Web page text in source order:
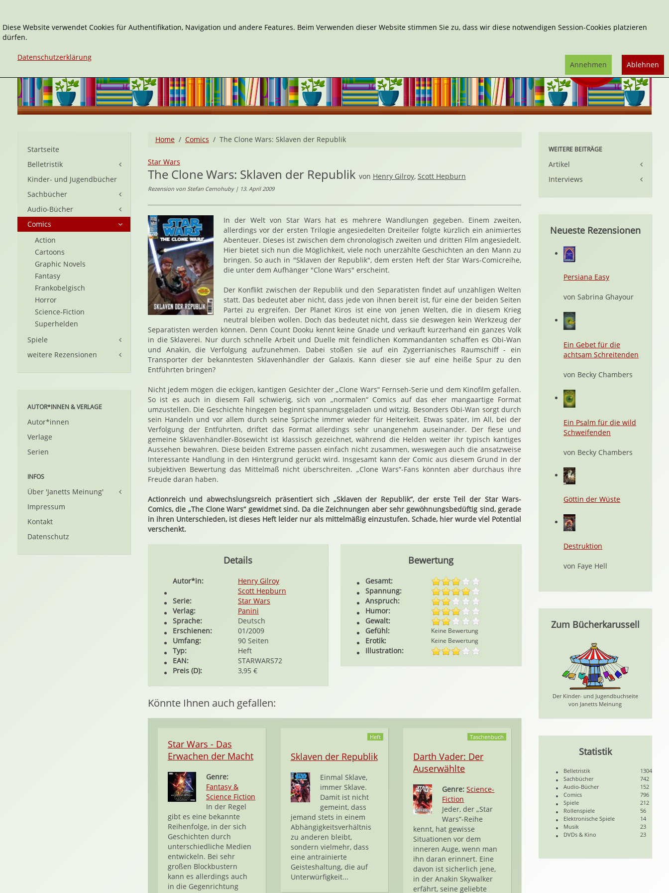
Home Comics The Clone Wars: Sklaven der Republik
Star Wars
The Clone Wars: Sklaven der Republik von Henry Gilroy, Scott Hepburn
Rezension von Stefan Cernohuby | 13. April 2009
In der Welt von Star Wars hat es mehrere Wandlungen gegeben. Einem zweiten,
allerdings vor der ersten Trilogie angesiedelten Dreiteiler folgte kürzlich ein animiertes
Abenteuer. Dieses ist zwischen dem chronologisch zweiten und dritten Film angesiedelt.
Hier bietet sich nun die Möglichkeit, viele noch unerzählte Geschichten an den Mann zu
bringen. So auch in "Sklaven der Republik", dem ersten Heft der Star Wars-Comicreihe,
die unter dem Aufhänger "Clone Wars" erscheint.
Der Konflikt zwischen der Republik und den Separatisten findet auf unzähligen Welten
statt. Das bedeutet aber nicht, dass jede von ihnen bereit ist, für eine der beiden Seiten
Partei zu ergreifen. Der Planet Kiros ist eine von jenen Welten, die in diesem Krieg
neutral bleiben wollen. Doch das bedeutet nicht, dass sie deswegen kein Werkzeug der
Separatisten werden können. Denn Count Dooku kennt keine Gnade und verkauft kurzerhand ein ganzes Volk
in die Sklaverei. Nur durch schnelle Arbeit und Duelle mit feindlichen Kommandanten schaffen es Obi-Wan
und Anakin, die Verfolgung aufzunehmen. Dabei stoßen sie auf ein Zygerrianisches Raumschiff - ein
Transporter der bekanntesten Sklavenhändler der Galaxis. Kann dieser sie auf eine heiße Spur zu den
Entführten bringen?
Nicht jedem mögen die eckigen, kantigen Gesichter der „Clone Wars“ Fernseh-Serie und dem Kinofilm gefallen.
So ist es auch in diesem Fall schwierig, sich von „normalen“ Comics auf das eher mangaartige Format
umzustellen. Die Geschichte hingegen beginnt spannungsgeladen und witzig. Besonders Obi-Wan sorgt durch
sein Handeln und vor allem durch seine Sprüche immer wieder für Heiterkeit. Etwas später, im All, bei der
Verfolgung der Entführten, driftet das Format allerdings sehr unangenehm auseinander. Der fiese und
gemeine Sklavenhändler-Bösewicht ist klassisch gezeichnet, während die Helden weiter ihr typisch kantiges
Aussehen bewahren. Diese beiden Extreme passen einfach nicht zusammen, weswegen auch die ansatzweise
Interessante Handlung in den Hintergrund gerückt wird. Insgesamt kann der Comic aus diesem Grund in der
subjektiven Bewertung das Mittelmaß nicht überschreiten. „Clone Wars“-Fans könnten aber durchaus ihre
Freude daran haben.
Actionreich und abwechslungsreich präsentiert sich „Sklaven der Republik“, der erste Teil der Star Wars-
Comics, die „The Clone Wars“ gewidmet sind. Da die Zeichnungen aber sehr gewöhnungsbedüftig sind, gerade
in ihren Unterschieden, ist dieses Heft leider nur als mittelmäßig einzustufen. Schade, hier wurde viel Potential
verschenkt.
Details
Autor*in:
Henry Gilroy
Scott Hepburn
Serie:
Star Wars
Verlag:
Panini
Sprache:
Deutsch
Erschienen:
01/2009
Umfang:
90 Seiten
Typ:
Heft
EAN:
STARWARS72
Preis (D):
3,95 €
Bewertung
Gesamt:
Spannung:
Anspruch:
Humor:
Gewalt:
Gefühl:
Keine Bewertung
Erotik: Keine Bewertung
Illustration:
Könnte Ihnen auch gefallen:
Star Wars - Das
Erwachen der Macht
Genre:
Fantasy &
Science Fiction
In der Regel
gibt es eine bekannte
Reihenfolge, in der sich
Geschichten durch
unterschiedliche Medien
entwickeln. Bei sehr
großen Blockbustern
kann es allerdings auch
in die Gegenrichtung
Heft
Sklaven der Republik
Einmal Sklave,
immer Sklave.
Damit ist nicht
gemeint, dass
jemand stets in einem
Abhängigkeitsverhältnis
zu anderen bleibt,
sondern vielmehr, dass
eine antrainierte
Geisteshaltung, die auf
Unterwürfigkeit...
Taschenbuch
Darth Vader: Der
Auserwählte
Genre:Science-
Fiction
Jeder, der „Star
Wars“-Reihe
kennt, hat gewisse
Situationen vor dem
inneren Auge, wenn man
ihn daran erinnert. Eine
davon ist sicherlich jene,
in der Anakin Skywalker
erfährt, seine geliebte
Startseite
Belletristik
Kinder- und Jugendbücher
Sachbücher
Audio-Bücher
Comics
Action
Cartoons
Graphic Novels
Fantasy
Frankobelgisch
Horror
Science-Fiction
Superhelden
Spiele
weitere Rezensionen
AUTOR*INNEN & VERLAGE
Autor*innen
Verlage
Serien
INFOS
Über 'Janetts Meinung'
Impressum
Kontakt
Datenschutz
WEITERE BEITRÄGE
Artikel
Interviews
Neueste Rezensionen
Persiana Easy
von Sabrina Ghayour
Ein Gebet für die
achtsam Schreitenden
von Becky Chambers
Ein Psalm für die wild
Schweifenden
von Becky Chambers
Göttin der Wüste
Destruktion
von Faye Hell
Zum Bücherkarussell
Der Kinder- und Jugendbuchseite
von Janetts Meinung
Statistik
Belletristik
1304
Sachbücher
742
Audio-Bücher
152
Comics
796
Spiele
212
Rollenspiele
56
Elektronische Spiele
14
Musik
23
DVDs & Kino
23
Diese Website verwendet Cookies für Authentifikation, Navigation und andere Features. Beim Verwenden dieser Website stimmen Sie zu, dass wir diese notwendigen Session-Cookies platzieren
dürfen.
Datenschutzerklärung
Ablehnen
Annehmen